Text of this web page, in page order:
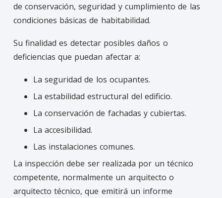
de conservación, seguridad y cumplimiento de las
condiciones básicas de habitabilidad.
Su finalidad es detectar posibles daños o
deficiencias que puedan afectar a:
La seguridad de los ocupantes.
La estabilidad estructural del edificio.
La conservación de fachadas y cubiertas.
La accesibilidad.
Las instalaciones comunes.
La inspección debe ser realizada por un técnico
competente, normalmente un arquitecto o
arquitecto técnico, que emitirá un informe